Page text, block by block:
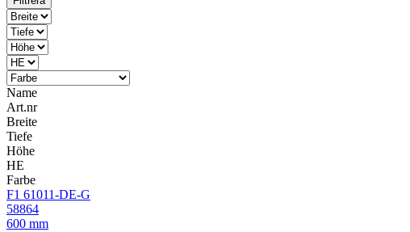
Name
Art.nr
Breite
Tiefe
Höhe
HE
Farbe
F1 61011-DE-G
58864
600 mm